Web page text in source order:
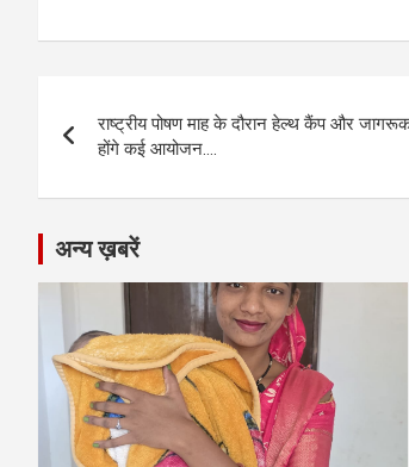
ce
o
o
k
se
g
er
at
A
p
p
e
a
ail
navigation
राष्ट्रीय पोषण माह के दौरान हेल्थ कैंप और
होंगे कई आयोजन….
अन्य ख़बरें